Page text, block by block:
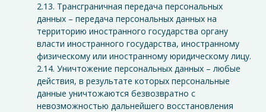
2.13. Трансграничная передача персональных
данных – передача персональных данных на
территорию иностранного государства органу
власти иностранного государства, иностранному
физическому или иностранному юридическому лицу.
2.14. Уничтожение персональных данных – любые
действия, в результате которых персональные
данные уничтожаются безвозвратно с
невозможностью дальнейшего восстановления